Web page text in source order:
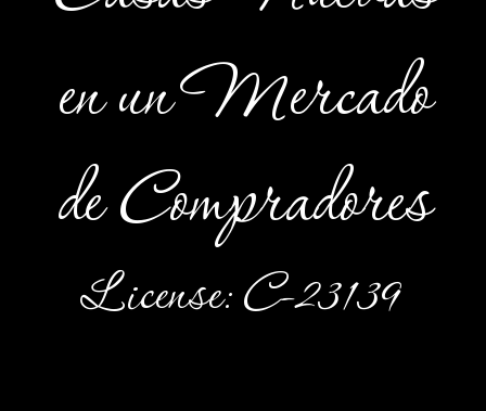
en un Mercado
de Compradores
License: C-23139